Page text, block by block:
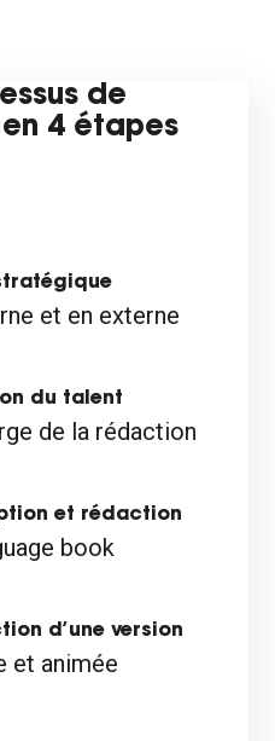
de
4 étapes
et en externe
du talent
de la rédaction
et rédaction
book
d’une version
et animée